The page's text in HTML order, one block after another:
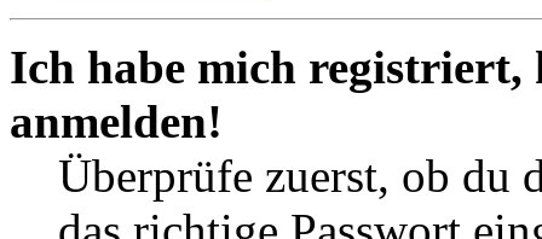
Ich habe mich
anmelden!
Überprüfe zuerst, ob du